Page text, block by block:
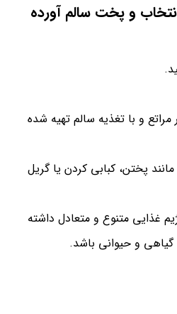
و پخت سالم آورده
مراتع و با تغذیه سالم تهیه شده
پختن، کبابی کردن یا گریل
غذایی متنوع و متعادل داشته
گیاهی و حیوانی باشد.